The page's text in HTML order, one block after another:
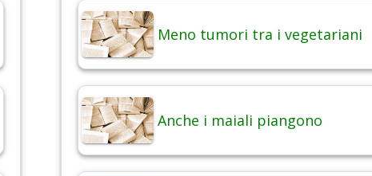
Meno tumori tra i vegetariani
Anche i maiali piangono